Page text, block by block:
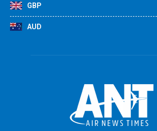
GBP
AUD